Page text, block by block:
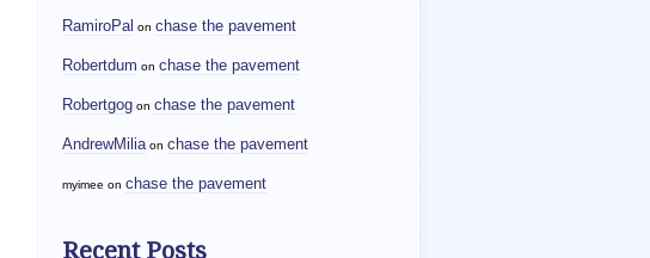
RamiroPal on chase the pavement
Robertdum on chase the pavement
Robertgog on chase the pavement
AndrewMilia on chase the pavement
myimee on chase the pavement
Recent Posts